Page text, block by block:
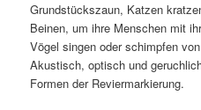
Grundstückszaun, Katzen
Beinen, um ihre Menschen mit
Vögel singen oder schimpfen
Akustisch, optisch und
Formen der Reviermarkierung.